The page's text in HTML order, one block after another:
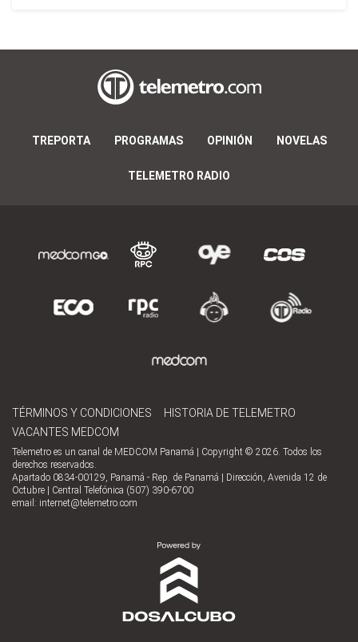
TREPORTA PROGRAMAS OPINIÓN NOVELAS
TELEMETRO RADIO
TÉRMINOS Y CONDICIONES
HISTORIA DE TELEMETRO
VACANTES MEDCOM
Telemetro es un canal de MEDCOM Panamá | Copyright © 2026. Todos los
derechos reservados.
Apartado 0834-00129, Panamá - Rep. de Panamá | Dirección, Avenida 12 de
Octubre | Central Telefónica (507) 390-6700
email: internet@telemetro.com